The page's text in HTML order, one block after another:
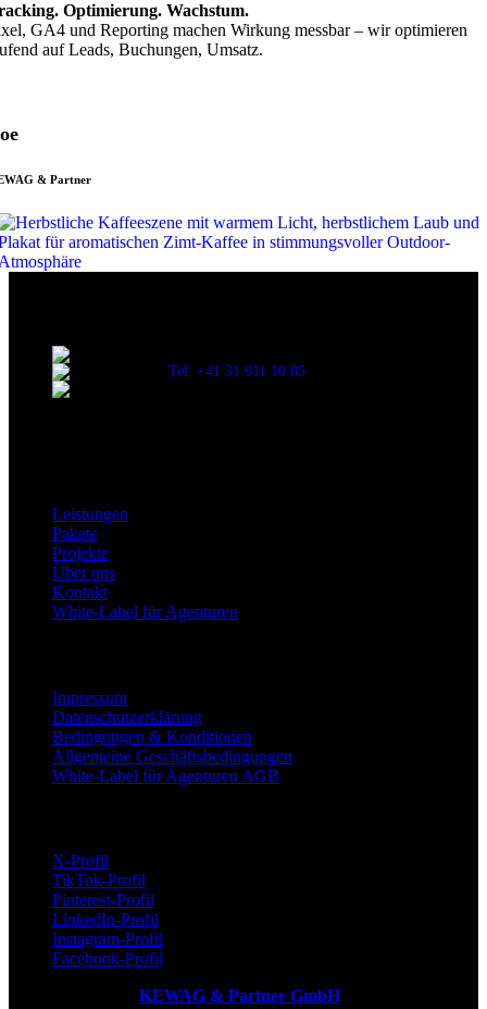
Optimierung. Wachstum.
GA4 und Reporting machen Wirkung messbar – wir optimieren
auf Leads, Buchungen, Umsatz.
& Partner
Tel: +41 31 911 10 85
Leistungen
Pakete
Projekte
Über uns
Kontakt
White-Label für Agenturen
Impressum
Datenschutzerklärung
Bedingungen & Konditionen
Allgemeine Geschäftsbedingungen
White-Label für Agenturen AGB
X-Profil
TikTok-Profil
Pinterest-Profil
LinkedIn-Profil
Instagram-Profil
Facebook-Profil
KEWAG & Partner GmbH| Alle Rechte